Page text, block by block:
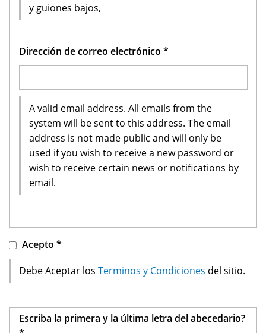
y guiones bajos,
Dirección de correo electrónico *
A valid email address. All emails from the
system will be sent to this address. The email
address is not made public and will only be
used if you wish to receive a new password or
wish to receive certain news or notifications by
email.
Acepto *
Debe Aceptar los Terminos y Condiciones del sitio.
Escriba la primera y la última letra del abecedario?